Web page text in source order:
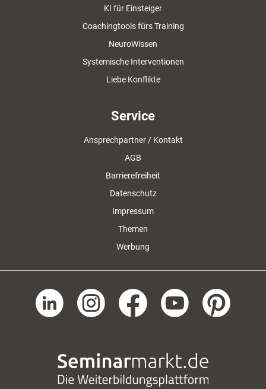
KI für Einsteiger
Coachingtools fürs Training
NeuroWissen
Systemische Interventionen
Liebe Konflikte
Service
Ansprechpartner / Kontakt
AGB
Barrierefreiheit
Datenschutz
Impressum
Themen
Werbung